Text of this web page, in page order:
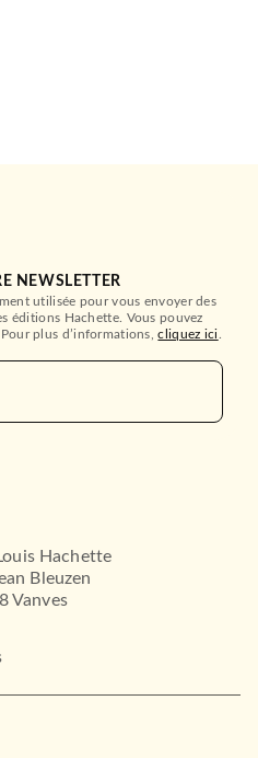
NEWSLETTER
utilisée pour vous envoyer des
éditions Hachette. Vous pouvez
plus d’informations,cliquez ici
Hachette
Bleuzen
Vanves